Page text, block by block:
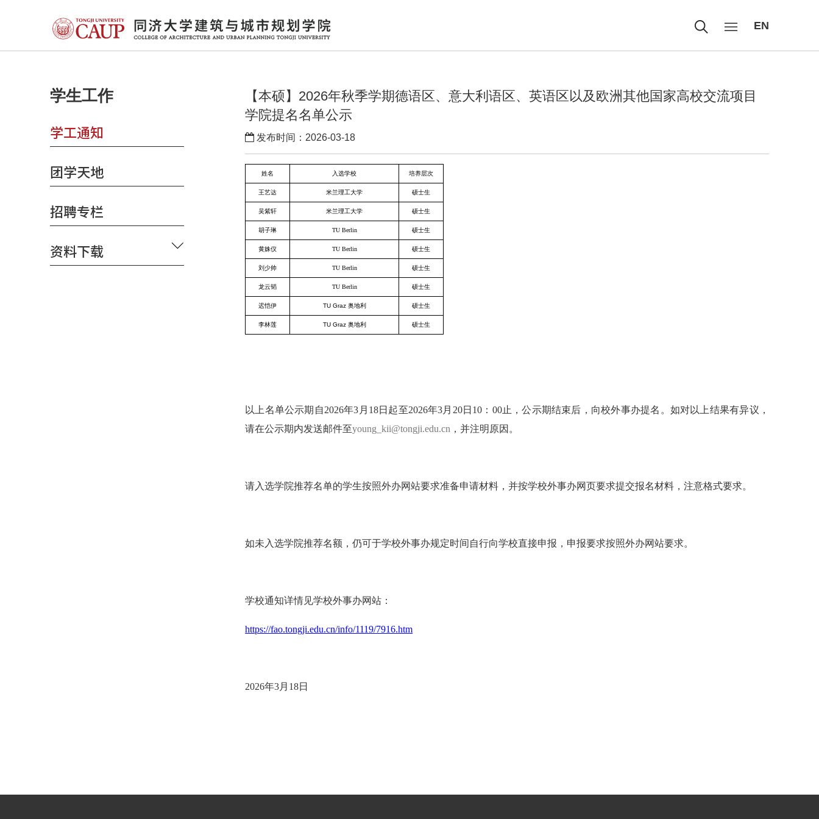
EN
学生工作
学工通知
团学天地
招聘专栏
资料下载
【本硕】2026年秋季学期德语区、意大利语区、英语区以及欧洲其他国家高校交流项目
学院提名名单公示
发布时间：2026-03-18
姓名 入选学校 培养层次
王艺达 米兰理工大学 硕士生
吴紫轩 米兰理工大学 硕士生
胡子琳 TU Berlin 硕士生
黄姝仪 TU Berlin 硕士生
刘少帅 TU Berlin 硕士生
龙云韬 TU Berlin 硕士生
迟恺伊 TU Graz 奥地利 硕士生
李林莲 TU Graz 奥地利 硕士生
以上名单公示期自2026年3月 18日起至2026年3月20日 10 ： 00止，公示期结束后，向校外事办提名。如对以上结果有异议，
请在公示期内发送邮件至young_kii@tongji.edu.cn ，并注明原因。
请入选学院推荐名单的学生按照外办网站要求准备申请材料，并按学校外事办网页要求提交报名材料，注意格式要求。
如未入选学院推荐名额，仍可于学校外事办规定时间自行向学校直接申报，申报要求按照外办网站要求。
学校通知详情见学校外事办网站：
https://fao.tongji.edu.cn/info/1119/7916.htm
2026年3月 18日